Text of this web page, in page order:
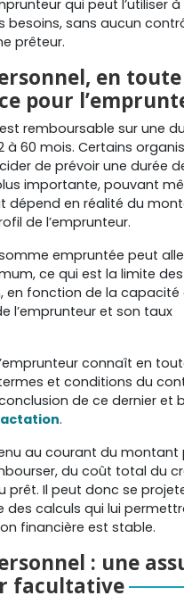
qui peut l’utiliser
besoins, sans aucun
prêteur.
en toute
pour
remboursable sur une
à 60 mois. Certains
de prévoir une durée
importante, pouvant
dépend en réalité du
de l’emprunteur.
empruntée peut
ce qui est la limite
en fonction de la capacité
l’emprunteur et son taux
connaît en
et conditions du
de ce dernier et
.
au courant du montant
du coût total du
prêt. Il peut donc se
des calculs qui lui
financière est stable.
: une
facultative